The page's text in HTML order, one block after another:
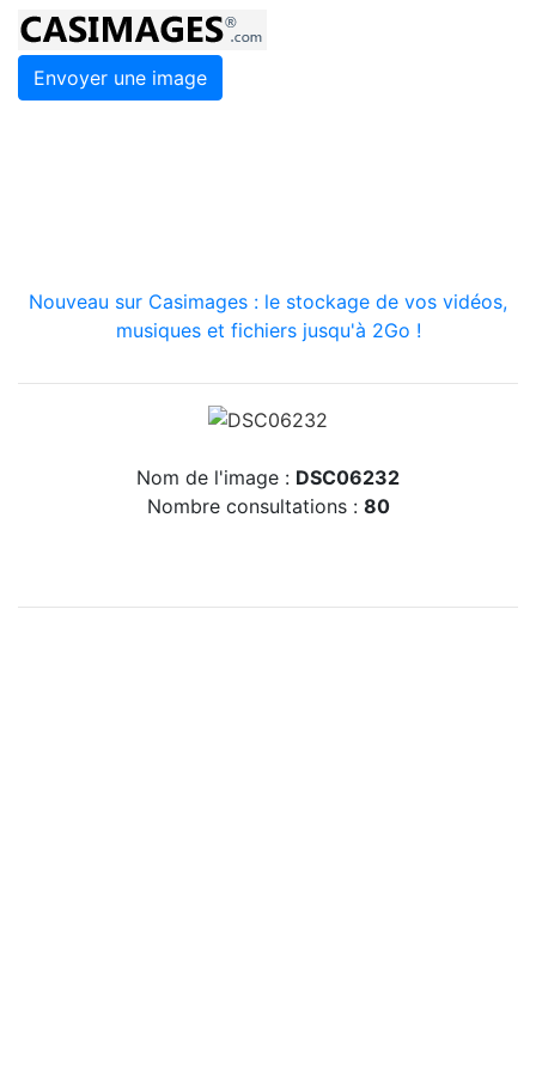
Envoyer une image
Nouveau sur Casimages : le stockage de vos vidéos,
musiques et fichiers jusqu'à 2Go !
Nom de l'image : DSC06232
Nombre consultations : 80